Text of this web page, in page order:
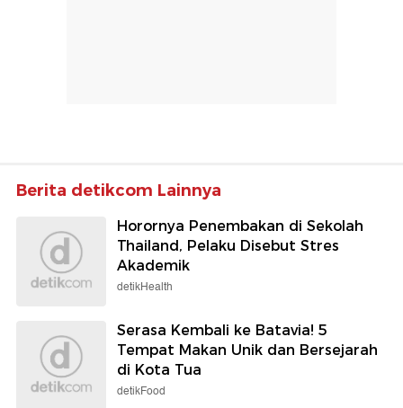
Berita detikcom Lainnya
Horornya Penembakan di Sekolah
Thailand, Pelaku Disebut Stres
Akademik
detikHealth
Serasa Kembali ke Batavia! 5
Tempat Makan Unik dan Bersejarah
di Kota Tua
detikFood